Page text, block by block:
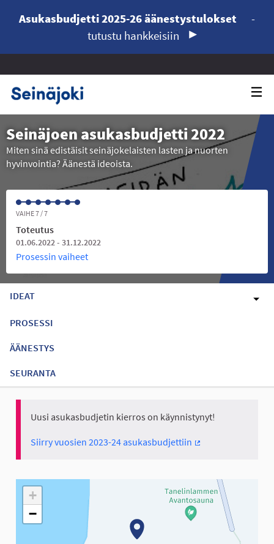
Asukasbudjetti 2025-26 äänestystulokset
-
tutustu hankkeisiin
Seinäjoen asukasbudjetti 2022
Miten sinä edistäisit seinäjokelaisten lasten ja nuorten
hyvinvointia? Äänestä ideoista.
VAIHE 7 / 7
Toteutus
01.06.2022 - 31.12.2022
Prosessin vaiheet
IDEAT
PROSESSI
ÄÄNESTYS
SEURANTA
Uusi asukasbudjetin kierros on käynnistynyt!
Siirry vuosien 2023-24 asukasbudjettiin
Seuraavassa elementissä on kartta, joka esittää tämän
+
−